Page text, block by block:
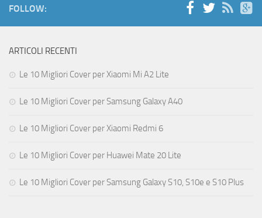
FOLLOW:
ARTICOLI RECENTI
Le 10 Migliori Cover per Xiaomi Mi A2 Lite
Le 10 Migliori Cover per Samsung Galaxy A40
Le 10 Migliori Cover per Xiaomi Redmi 6
Le 10 Migliori Cover per Huawei Mate 20 Lite
Le 10 Migliori Cover per Samsung Galaxy S10, S10e e S10 Plus